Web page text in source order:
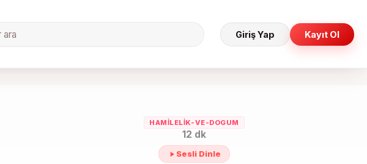
ara Giriş Yap Kayıt Ol
HAMILELIK-VE-DOGUM
12 dk
Sesli Dinle